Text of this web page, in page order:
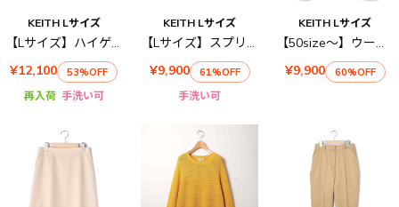
KEITH Lサイズ
【Lサイズ】ハイゲージ天竺ニット
¥12,100
53%OFF
再入荷 手洗い可
KEITH Lサイズ
【Lサイズ】スプリングハイゲージニット
¥9,900
61%OFF
手洗い可
KEITH Lサイズ
【50size～】ウールジャージィー プルオーバー
¥9,900
60%OFF